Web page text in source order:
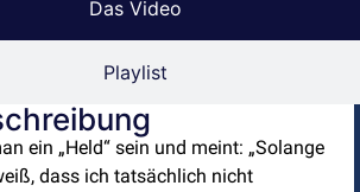
Das Video
Playlist
ein „Held“ sein und meint: „Solange
dass ich tatsächlich nicht